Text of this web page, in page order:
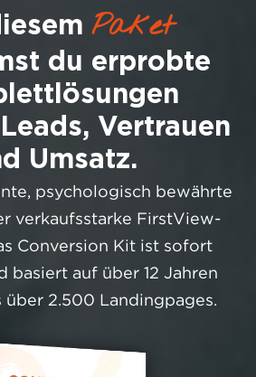
Paket
du erprobte
Vertrauen
Umsatz.
psychologisch bewährte
verkaufsstarke FirstView-
Conversion Kit ist sofort
basiert auf über 12 Jahren
über 2.500 Landingpages.